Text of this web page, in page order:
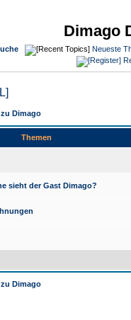
Dimago
Neueste
Dimago
Themen
sieht der Gast Dimago?
Dimago